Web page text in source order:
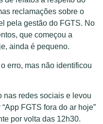
reclamações sobre o
pela gestão do FGTS. No
que começou a
ainda é pequeno.
erro, mas não identificou
nas redes sociais e levou
FGTS fora do ar hoje”
por volta das 12h30.